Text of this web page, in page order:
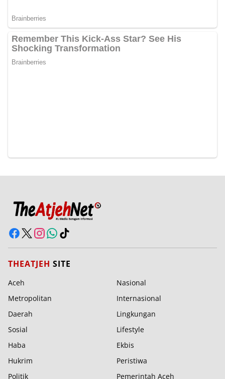
THEATJEH SITE
Aceh
Nasional
Metropolitan
Internasional
Daerah
Lingkungan
Sosial
Lifestyle
Haba
Ekbis
Hukrim
Peristiwa
Politik
Pemerintah Aceh